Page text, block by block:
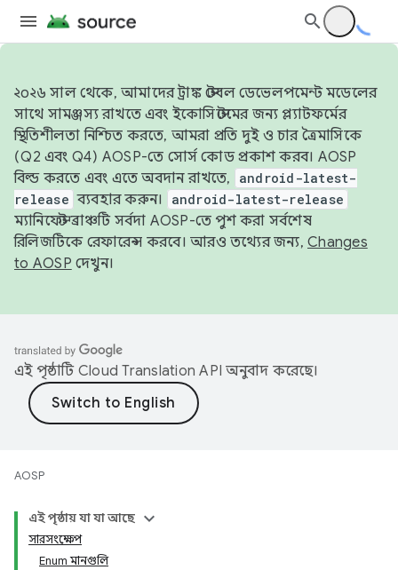
২০২৬ সাল থেকে, আমাদের ট্রাঙ্ক স্টেবল ডেভেলপমেন্ট মডেলের
সাথে সামঞ্জস্য রাখতে এবং ইকোসিস্টেমের জন্য প্ল্যাটফর্মের
স্থিতিশীলতা নিশ্চিত করতে, আমরা প্রতি দুই ও চার ত্রৈমাসিকে
(Q2 এবং Q4) AOSP-তে সোর্স কোড প্রকাশ করব। AOSP
বিল্ড করতে এবং এতে অবদান রাখতে,
android-latest-
release ব্যবহার করুন। android-latest-release
ম্যানিফেস্ট ব্রাঞ্চটি সর্বদা AOSP-তে পুশ করা সর্বশেষ
রিলিজটিকে রেফারেন্স করবে। আরও তথ্যের জন্য, Changes
to AOSP দেখুন।
এই পৃষ্ঠাটি Cloud Translation API অনুবাদ করেছে।
AOSP
এই পৃষ্ঠায় যা যা আছে
সারসংক্ষেপ
Enum মানগুলি